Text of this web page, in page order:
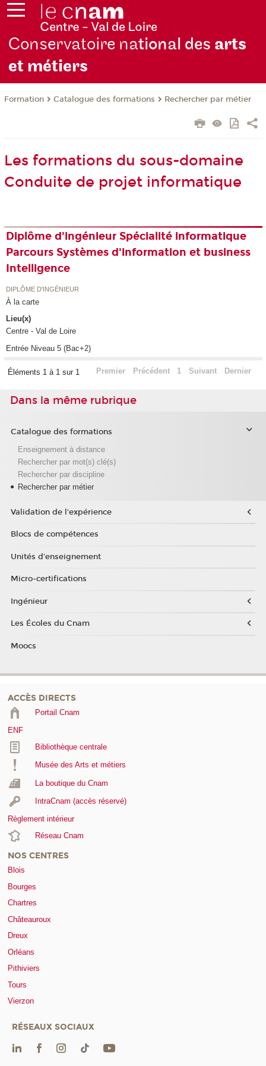
Conservatoire national des arts
et métiers
Formation Catalogue des formations Rechercher par métier
Les formations du sous-domaine
Conduite de projet informatique
Diplôme d'ingénieur Spécialité informatique
Parcours Systèmes d'information et business
Intelligence
DIPLÔME D'INGÉNIEUR
À la carte
Lieu(x)
Centre - Val de Loire
Entrée Niveau 5 (Bac+2)
Éléments 1 à 1 sur 1 Premier Précédent 1 Suivant Dernier
Dans la même rubrique
Catalogue des formations
Enseignement à distance
Rechercher par mot(s) clé(s)
Rechercher par discipline
Rechercher par métier
Validation de l'expérience
Blocs de compétences
Unités d'enseignement
Micro-certifications
Ingénieur
Les Écoles du Cnam
Moocs
ACCÈS DIRECTS
Portail Cnam
ENF
Bibliothèque centrale
Musée des Arts et métiers
La boutique du Cnam
IntraCnam (accès réservé)
Règlement intérieur
Réseau Cnam
NOS CENTRES
Blois
Bourges
Chartres
Châteauroux
Dreux
Orléans
Pithiviers
Tours
Vierzon
RÉSEAUX SOCIAUX